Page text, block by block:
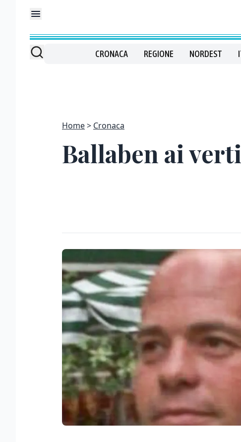
CRONACA REGIONE NORDEST
Home Cronaca
Ballaben ai